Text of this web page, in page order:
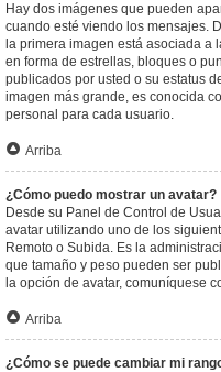
Hay dos imágenes que pueden
cuando esté viendo los mensajes.
la primera imagen está asociada a
en forma de estrellas, bloques o
publicados por usted o su estatus
imagen más grande, es conocida
personal para cada usuario.
Arriba
¿Cómo puedo mostrar un avatar?
Desde su Panel de Control de
avatar utilizando uno de los
Remoto o Subida. Es la
que tamaño y peso pueden ser
la opción de avatar, comuníquese
Arriba
¿Cómo se puede cambiar mi